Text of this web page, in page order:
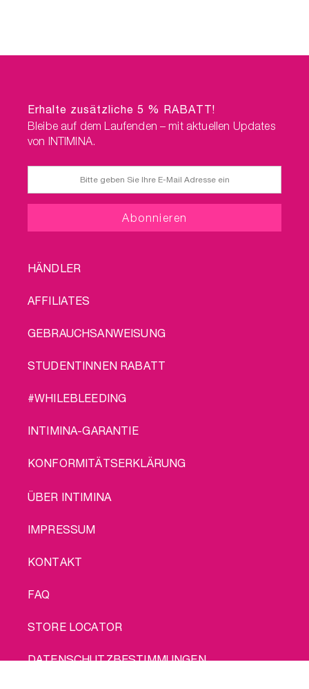
Erhalte zusätzliche 5 % RABATT!
Bleibe auf dem Laufenden – mit aktuellen Updates
von INTIMINA.
FOOTER
HÄNDLER
AFFILIATES
GEBRAUCHSANWEISUNG
STUDENTINNEN RABATT
#WHILEBLEEDING
INTIMINA-GARANTIE
KONFORMITÄTSERKLÄRUNG
LEGAL
ÜBER INTIMINA
IMPRESSUM
KONTAKT
FAQ
STORE LOCATOR
DATENSCHUTZBESTIMMUNGEN